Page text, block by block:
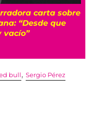
carta sobre
“Desde que
vacío”
bull,Sergio Pérez